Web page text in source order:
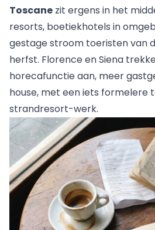
Toscane zit ergens in het
resorts, boetiekhotels in
gestage stroom toeristen van
herfst. Florence en Siena
horecafunctie aan, meer
house, met een iets formelere
strandresort-werk.